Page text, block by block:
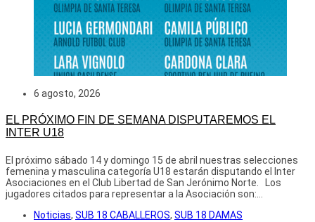
6 agosto, 2026
EL PRÓXIMO FIN DE SEMANA DISPUTAREMOS EL
INTER U18
El próximo sábado 14 y domingo 15 de abril nuestras selecciones
femenina y masculina categoría U18 estarán disputando el Inter
Asociaciones en el Club Libertad de San Jerónimo Norte. Los
jugadores citados para representar a la Asociación son:...
Noticias, SUB 18 CABALLEROS, SUB 18 DAMAS